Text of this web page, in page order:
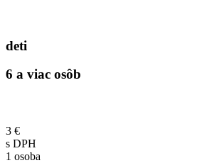
deti
6 a viac osôb
3 €
s DPH
1 osoba